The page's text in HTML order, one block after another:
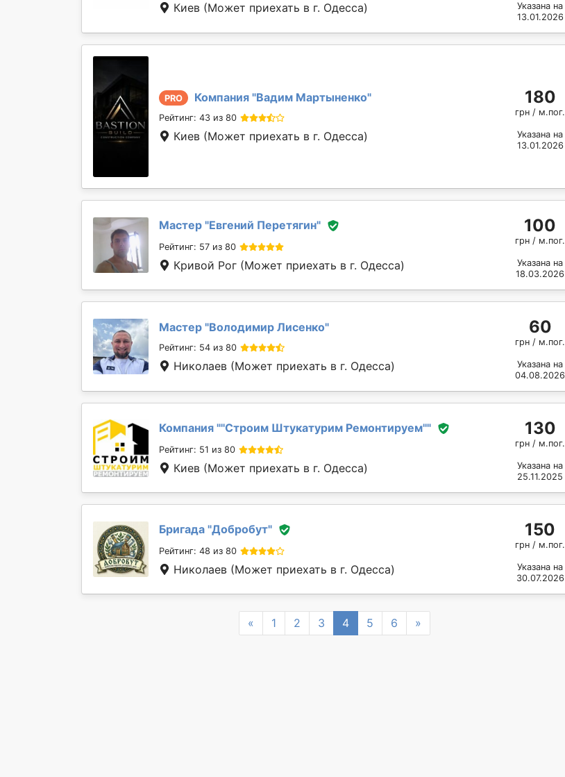
Киев (Может приехать в г. Одесса)
Указана на
13.01.2026
PRO Компания "Вадим Мартыненко"
Рейтинг: 43 из 80
Киев (Может приехать в г. Одесса)
180
грн / м.пог.
Указана на
13.01.2026
Мастер "Евгений Перетягин"
Рейтинг: 57 из 80
Кривой Рог (Может приехать в г. Одесса)
100
грн / м.пог.
Указана на
18.03.2026
Мастер "Володимир Лисенко"
Рейтинг: 54 из 80
Николаев (Может приехать в г. Одесса)
60
грн / м.пог.
Указана на
04.08.2026
Компания "''Строим Штукатурим Ремонтируем''"
Рейтинг: 51 из 80
Киев (Может приехать в г. Одесса)
130
грн / м.пог.
Указана на
25.11.2025
Бригада "Добробут"
Рейтинг: 48 из 80
Николаев (Может приехать в г. Одесса)
150
грн / м.пог.
Указана на
30.07.2026
« Previous
1 2 3 4 5 6 »